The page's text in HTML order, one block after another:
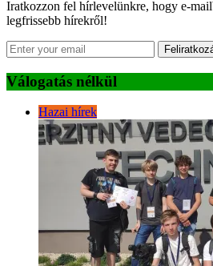
Iratkozzon fel hírlevelünkre, hogy e-
legfrissebb hírekről!
Válogatás nélkül
Hazai hírek